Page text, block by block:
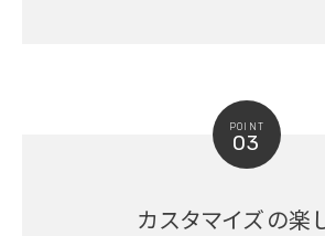
POINT
03
カスタマイズの楽